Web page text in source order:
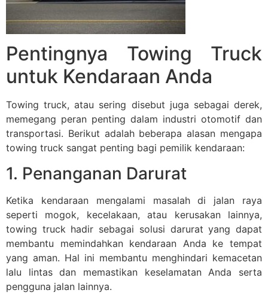
Pentingnya Towing Truck
untuk Kendaraan Anda
Towing truck, atau sering disebut juga sebagai derek,
memegang peran penting dalam industri otomotif dan
transportasi. Berikut adalah beberapa alasan mengapa
towing truck sangat penting bagi pemilik kendaraan:
1. Penanganan Darurat
Ketika kendaraan mengalami masalah di jalan raya
seperti mogok, kecelakaan, atau kerusakan lainnya,
towing truck hadir sebagai solusi darurat yang dapat
membantu memindahkan kendaraan Anda ke tempat
yang aman. Hal ini membantu menghindari kemacetan
lalu lintas dan memastikan keselamatan Anda serta
pengguna jalan lainnya.